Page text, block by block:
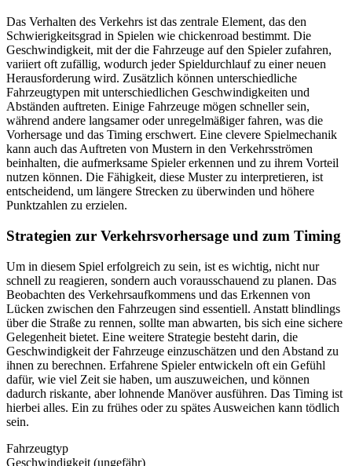
Das Verhalten des Verkehrs ist das zentrale Element, das den
Schwierigkeitsgrad in Spielen wie chickenroad bestimmt. Die
Geschwindigkeit, mit der die Fahrzeuge auf den Spieler zufahren,
variiert oft zufällig, wodurch jeder Spieldurchlauf zu einer neuen
Herausforderung wird. Zusätzlich können unterschiedliche
Fahrzeugtypen mit unterschiedlichen Geschwindigkeiten und
Abständen auftreten. Einige Fahrzeuge mögen schneller sein,
während andere langsamer oder unregelmäßiger fahren, was die
Vorhersage und das Timing erschwert. Eine clevere Spielmechanik
kann auch das Auftreten von Mustern in den Verkehrsströmen
beinhalten, die aufmerksame Spieler erkennen und zu ihrem Vorteil
nutzen können. Die Fähigkeit, diese Muster zu interpretieren, ist
entscheidend, um längere Strecken zu überwinden und höhere
Punktzahlen zu erzielen.
Strategien zur Verkehrsvorhersage und zum Timing
Um in diesem Spiel erfolgreich zu sein, ist es wichtig, nicht nur
schnell zu reagieren, sondern auch vorausschauend zu planen. Das
Beobachten des Verkehrsaufkommens und das Erkennen von
Lücken zwischen den Fahrzeugen sind essentiell. Anstatt blindlings
über die Straße zu rennen, sollte man abwarten, bis sich eine sichere
Gelegenheit bietet. Eine weitere Strategie besteht darin, die
Geschwindigkeit der Fahrzeuge einzuschätzen und den Abstand zu
ihnen zu berechnen. Erfahrene Spieler entwickeln oft ein Gefühl
dafür, wie viel Zeit sie haben, um auszuweichen, und können
dadurch riskante, aber lohnende Manöver ausführen. Das Timing ist
hierbei alles. Ein zu frühes oder zu spätes Ausweichen kann tödlich
sein.
Fahrzeugtyp
Geschwindigkeit (ungefähr)